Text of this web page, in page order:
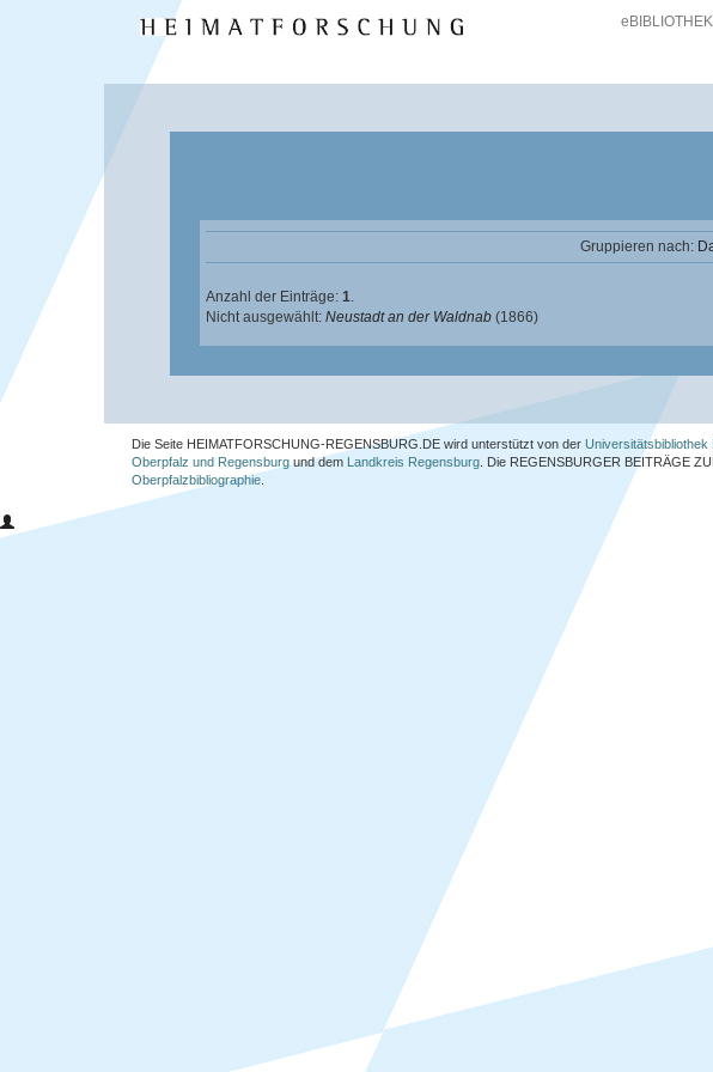
eBIBLIOTHEK
Gruppieren nach:
Anzahl der Einträge: 1.
Nicht ausgewählt: Neustadt an der Waldnab (1866)
Die Seite HEIMATFORSCHUNG-REGENSBURG.DE wird unterstützt von der Universitätsbibliothek
Oberpfalz und Regensburgund dem Landkreis Regensburg . Die REGENSBURGER BEITRÄGE
Oberpfalzbibliographie